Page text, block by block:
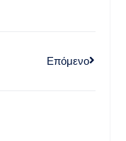
Επόμενο